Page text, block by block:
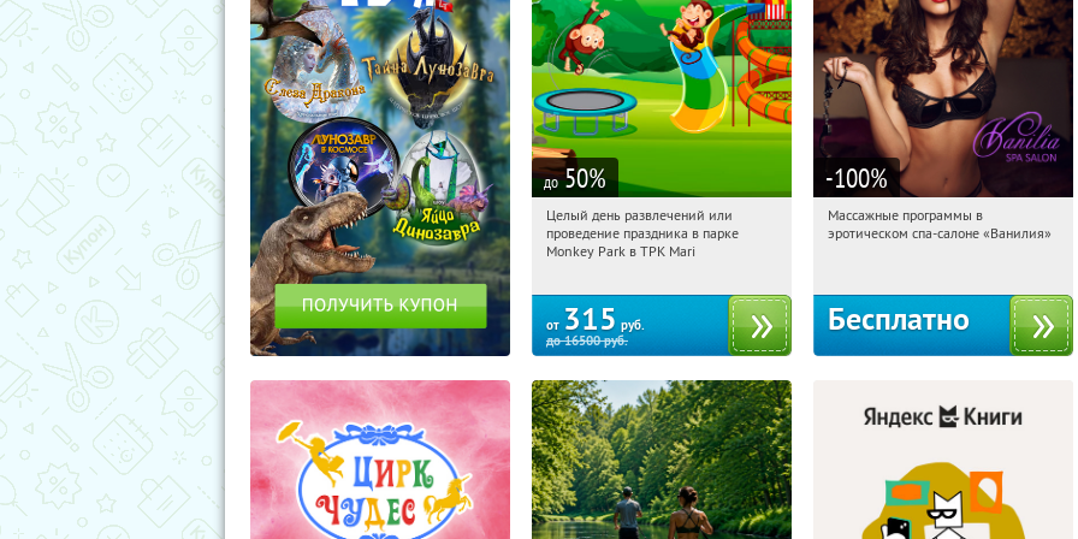
до 50%
10:20:22 Купили:
Братиславская
Целый день развлечений или
проведение праздника в парке
Monkey Park в ТРК Mari
от 315 руб.
до16500руб.
-100%
10:20:22 Получили:
Массажные программы в
эротическом спа-салоне «Ванилия»
Бесплатно